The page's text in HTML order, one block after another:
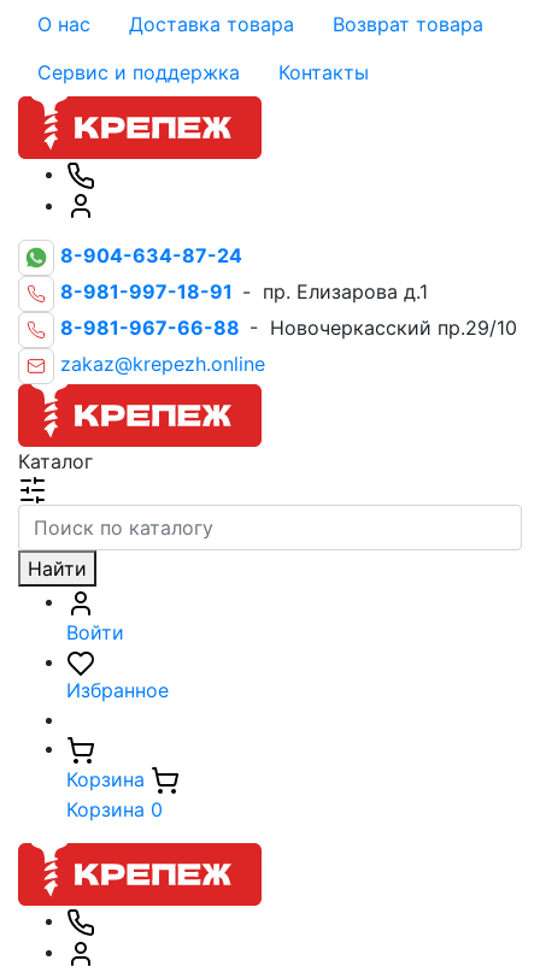
О нас Доставка товара
Возврат товара
Сервис и поддержка
Контакты
8-904-634-87-24
8-981-997-18-91 - пр. Елизарова д.1
8-981-967-66-88 - Новочеркасский пр.29/10
zakaz@krepezh.online
Каталог
Найти
Войти
Избранное
Корзина
Корзина 0